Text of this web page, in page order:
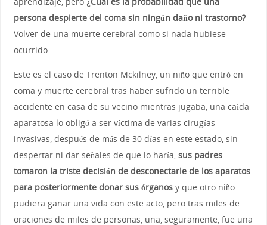
persona despierte del coma sin ningún daño ni trastorno?
Volver de una muerte cerebral como si nada hubiese
ocurrido.
Este es el caso de Trenton Mckilney, un niño que entró en
coma y muerte cerebral tras haber sufrido un terrible
accidente en casa de su vecino mientras jugaba, una caída
aparatosa lo obligó a ser víctima de varias cirugías
invasivas, después de más de 30 días en este estado, sin
despertar ni dar señales de que lo haría, sus padres
tomaron la triste decisión de desconectarle de los aparatos
para posteriormente donar sus órganosy que otro niño
pudiera ganar una vida con este acto, pero tras miles de
oraciones de miles de personas, una, seguramente, fue una